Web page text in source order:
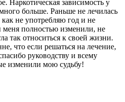
Наркотическая зависимость у
больше. Раньше не лечилась
не употребляю год и не
меня полностью изменили, не
так относиться к своей жизни.
что если решаться на лечение,
руководству и всему
изменили мою судьбу!